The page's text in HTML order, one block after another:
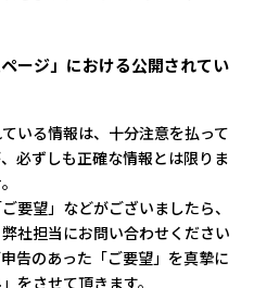
ージ」における公開されてい
いる情報は、十分注意を払って
必ずしも正確な情報とは限りま
要望」などがございましたら、
社担当にお問い合わせください
告のあった「ご要望」を真摯に
をさせて頂きます。